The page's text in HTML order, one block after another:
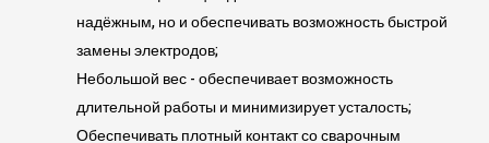
надёжным, но и обеспечивать возможность быстрой
замены электродов;
Небольшой вес - обеспечивает возможность
длительной работы и минимизирует усталость;
Обеспечивать плотный контакт со сварочным